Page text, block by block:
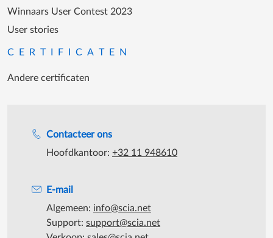
Contacteer ons
Hoofdkantoor: +32 11 948610
E-mail
Algemeen: info@scia.net
Support: support@scia.net
Winnaars User Contest 2023
User stories
CERTIFICATEN
Andere certificaten